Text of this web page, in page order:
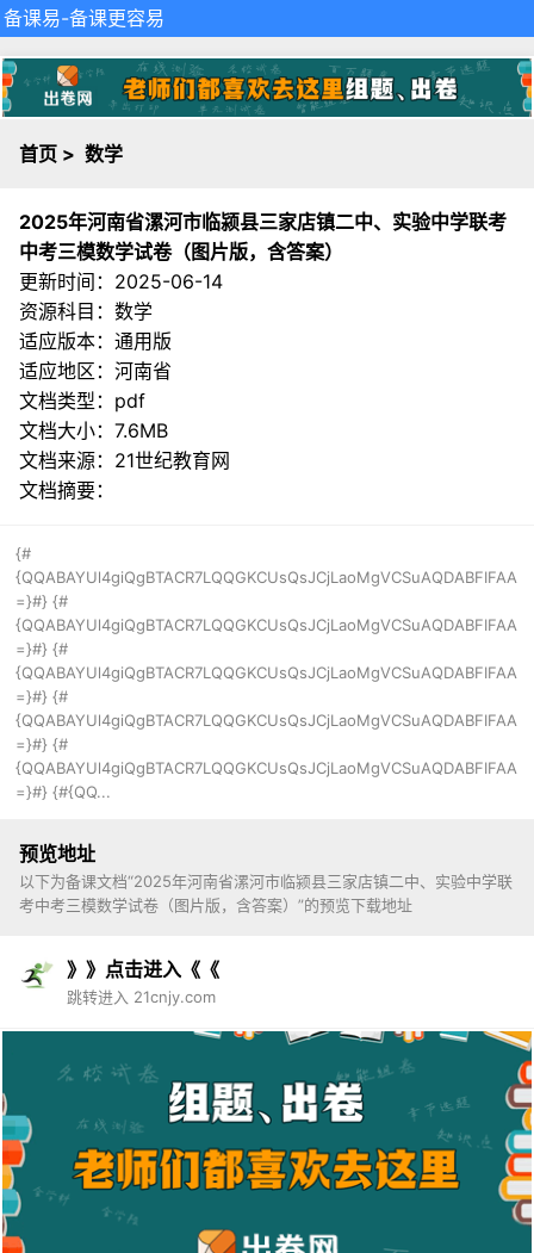
备课易-备课更容易
首页 > 数学
2025年河南省漯河市临颍县三家店镇二中、实验中学联考
中考三模数学试卷（图片版，含答案）
更新时间：2025-06-14
资源科目：数学
适应版本：通用版
适应地区：河南省
文档类型：pdf
文档大小：7.6MB
文档来源： 21世纪教育网
文档摘要：
{#
{QQABAYUl4giQgBTACR7LQQGKCUsQsJCjLaoMgVCSuAQDABFIFAA
=}#} {#
{QQABAYUl4giQgBTACR7LQQGKCUsQsJCjLaoMgVCSuAQDABFIFAA
=}#} {#
{QQABAYUl4giQgBTACR7LQQGKCUsQsJCjLaoMgVCSuAQDABFIFAA
=}#} {#
{QQABAYUl4giQgBTACR7LQQGKCUsQsJCjLaoMgVCSuAQDABFIFAA
=}#} {#
{QQABAYUl4giQgBTACR7LQQGKCUsQsJCjLaoMgVCSuAQDABFIFAA
=}#} {#{QQ...
预览地址
以下为备课文档“2025年河南省漯河市临颍县三家店镇二中、实验中学联
考中考三模数学试卷（图片版，含答案）”的预览下载地址
》》点击进入《《
跳转进入 21cnjy.com